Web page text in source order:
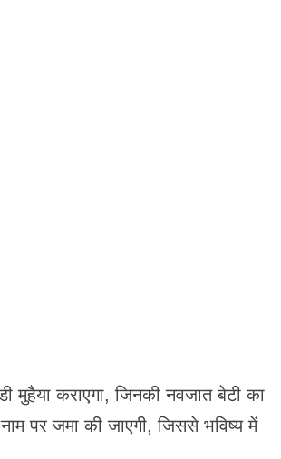
मुहैया कराएगा, जिनकी नवजात बेटी का
पर जमा की जाएगी, जिससे भविष्य में